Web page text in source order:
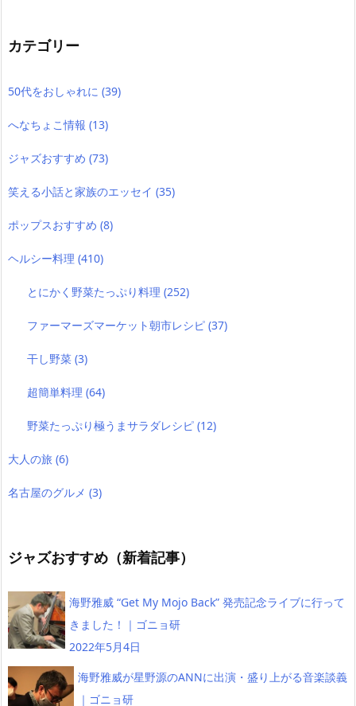
カテゴリー
50代をおしゃれに (39)
へなちょこ情報 (13)
ジャズおすすめ (73)
笑える小話と家族のエッセイ (35)
ポップスおすすめ (8)
ヘルシー料理 (410)
とにかく野菜たっぷり料理(252)
ファーマーズマーケット朝市レシピ(37)
干し野菜(3)
超簡単料理(64)
野菜たっぷり極うまサラダレシピ(12)
大人の旅 (6)
名古屋のグルメ (3)
ジャズおすすめ（新着記事）
海野雅威 “Get My Mojo Back” 発売記念ライブに行って
きました！｜ゴニョ研
2022年5月4日
海野雅威が星野源のANNに出演・盛り上がる音楽談義
｜ゴニョ研